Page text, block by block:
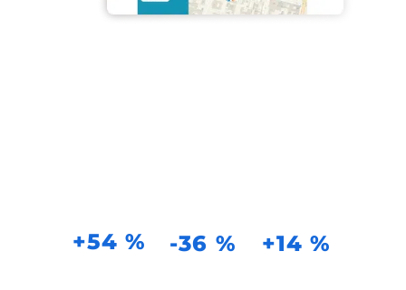
+54 % -36 % +14 %